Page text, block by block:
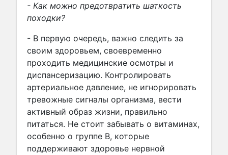
- Как можно предотвратить шаткость
походки?
- В первую очередь, важно следить за
своим здоровьем, своевременно
проходить медицинские осмотры и
диспансеризацию. Контролировать
артериальное давление, не игнорировать
тревожные сигналы организма, вести
активный образ жизни, правильно
питаться. Не стоит забывать о витаминах,
особенно о группе B, которые
поддерживают здоровье нервной